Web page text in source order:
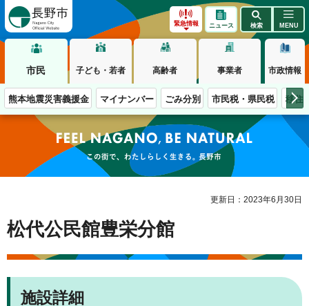
緊急情報 ニュース 検索 MENU
市民 子ども・若者 高齢者 事業者 市政情報
熊本地震災害義援金 マイナンバー ごみ分別 市民税・県民税 移住
この街で、わたしらしく生きる。長野市
更新日：2023年6月30日
松代公民館豊栄分館
施設詳細